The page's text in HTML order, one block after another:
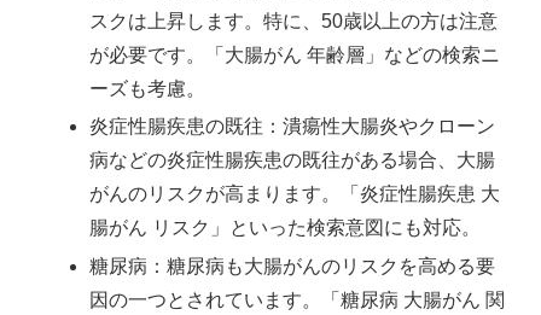
スクは上昇します。特に、50歳以上の方は注意
が必要です。「大腸がん 年齢層」などの検索ニ
ーズも考慮。
炎症性腸疾患の既往：潰瘍性大腸炎やクローン
病などの炎症性腸疾患の既往がある場合、大腸
がんのリスクが高まります。「炎症性腸疾患 大
腸がん リスク」といった検索意図にも対応。
糖尿病：糖尿病も大腸がんのリスクを高める要
因の一つとされています。「糖尿病 大腸がん 関